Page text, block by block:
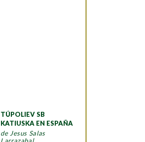
TÚPOLIEV SB
KATIUSKA EN ESPAÑA
de Jesus Salas